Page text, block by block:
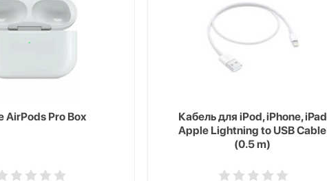
AirPods Pro Box
Кабель для iPod, iPhone, iPad
Apple Lightning to USB Cable
(0.5 m)